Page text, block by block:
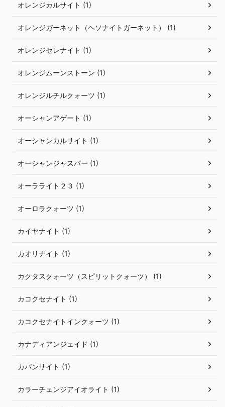
オレンジカルサイト (1)
オレンジガーネット（ヘソナイトガーネット） (1)
オレンジセレナイト (1)
オレンジムーンストーン (1)
オレンジルチルクォーツ (1)
オーシャンアゲート (1)
オーシャンカルサイト (1)
オーシャンジャスパー (1)
オーラライト２３ (1)
オーロラクォーツ (1)
カイヤナイト (1)
カオリナイト (1)
カクタスクォーツ（スピリットクォーツ） (1)
カコクセナイト (1)
カコクセナイトインクォーツ (1)
カナディアンジェイド (1)
カバンサイト (1)
カラーチェンジアイオライト (1)